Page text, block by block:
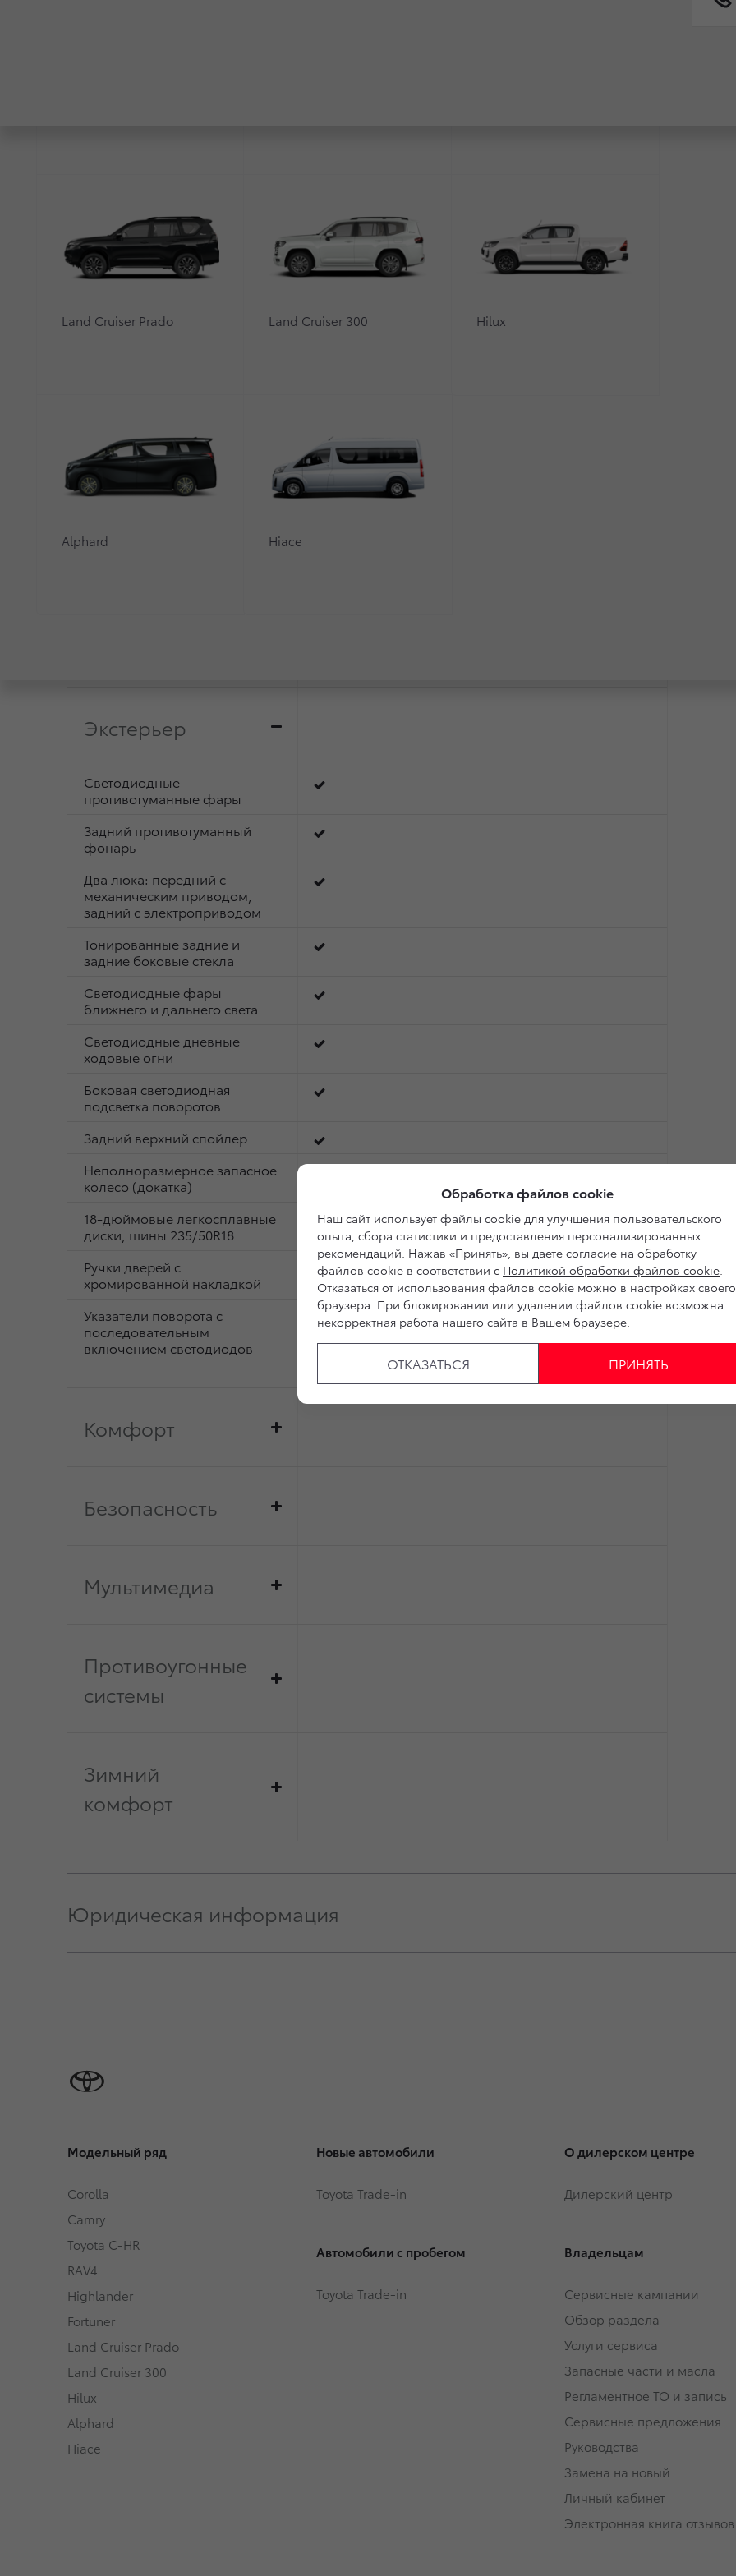
Land Cruiser Prado Land Cruiser 300 Hilux
Alphard Hiace
приводом, задний с электроприводом
Задний верхний спойлер
Показать все опции (94)
* Экзекьютив Лаундж
Экстерьер
Светодиодные
противотуманные фары
Задний противотуманный
фонарь
Два люка: передний с
механическим приводом,
задний с электроприводом
Тонированные задние и
задние боковые стекла
Светодиодные фары
ближнего и дальнего света
Светодиодные дневные
ходовые огни
Боковая светодиодная
подсветка поворотов
Задний верхний спойлер
Неполноразмерное запасное
колесо (докатка)
18-дюймовые легкосплавные
диски, шины 235/50R18
Ручки дверей с
хромированной накладкой
Указатели поворота с
последовательным
включением светодиодов
Комфорт
Безопасность
Мультимедиа
Противоугонные
системы
Зимний
комфорт
Юридическая информация
Модельный ряд
Corolla
Camry
Toyota C-HR
RAV4
Highlander
Fortuner
Land Cruiser Prado
Land Cruiser 300
Hilux
Alphard
Hiace
Новые автомобили
Toyota Trade-in
Автомобили с пробегом
Toyota Trade-in
О дилерском центре
Дилерский центр
Владельцам
Сервисные кампании
Обзор раздела
Услуги сервиса
Запасные части и масла
Регламентное ТО и запись
Сервисные предложения
Руководства
Замена на новый
Личный кабинет
Электронная книга отзывов
Обработка файлов cookie
Наш сайт использует файлы cookie для улучшения пользовательского
опыта, сбора статистики и предоставления персонализированных
рекомендаций. Нажав «Принять», вы даете согласие на обработку
файлов cookie в соответствии с Политикой обработки файлов cookie.
Отказаться от использования файлов cookie можно в настройках своего
браузера. При блокировании или удалении файлов cookie возможна
некорректная работа нашего сайта в Вашем браузере.
ОТКАЗАТЬСЯ ПРИНЯТЬ